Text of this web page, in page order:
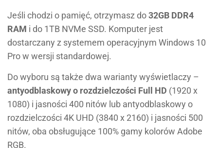
Jeśli chodzi o pamięć, otrzymasz do32GB DDR4
RAM i do 1TB NVMe SSD. Komputer jest
dostarczany z systemem operacyjnym Windows 10
Pro w wersji standardowej.
Do wyboru są także dwa warianty wyświetlaczy –
antyodblaskowy o rozdzielczości Full HD (1920 x
1080) i jasności 400 nitów lub antyodblaskowy o
rozdzielczości 4K UHD (3840 x 2160) i jasności 500
nitów, oba obsługujące 100% gamy kolorów Adobe
RGB.